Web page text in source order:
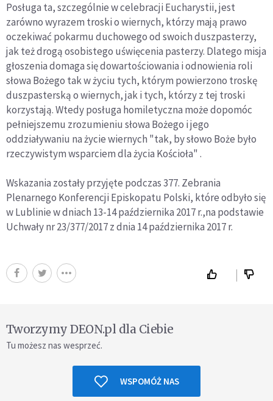
Posługa ta, szczególnie w celebracji Eucharystii, jest
zarówno wyrazem troski o wiernych, którzy mają prawo
oczekiwać pokarmu duchowego od swoich duszpasterzy,
jak też drogą osobistego uświęcenia pasterzy. Dlatego misja
głoszenia domaga się dowartościowania i odnowienia roli
słowa Bożego tak w życiu tych, którym powierzono troskę
duszpasterską o wiernych, jak i tych, którzy z tej troski
korzystają. Wtedy posługa homiletyczna może dopomóc
pełniejszemu zrozumieniu słowa Bożego i jego
oddziaływaniu na życie wiernych "tak, by słowo Boże było
rzeczywistym wsparciem dla życia Kościoła" .
Wskazania zostały przyjęte podczas 377. Zebrania
Plenarnego Konferencji Episkopatu Polski, które odbyło się
w Lublinie w dniach 13-14 października 2017 r.,na podstawie
Uchwały nr 23/377/2017 z dnia 14 października 2017 r.
Tworzymy DEON.pl dla Ciebie
Tu możesz nas wesprzeć.
WSPOMÓŻ NAS